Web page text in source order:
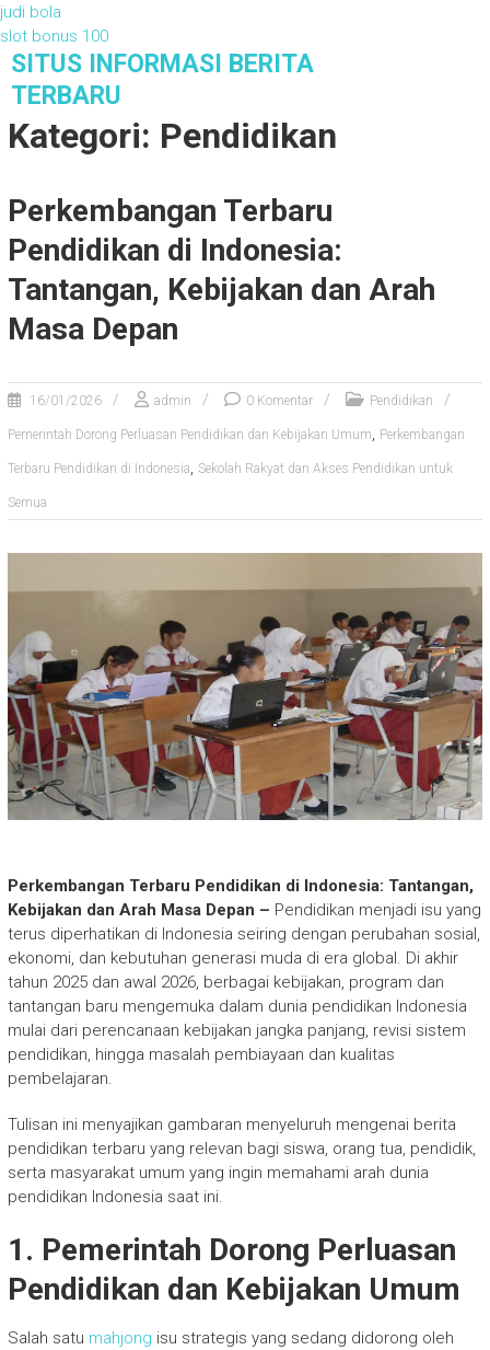
judi bola
slot bonus 100
SITUS INFORMASI BERITA
TERBARU
Kategori: Pendidikan
Perkembangan Terbaru
Pendidikan di Indonesia:
Tantangan, Kebijakan dan Arah
Masa Depan
16/01/2026 admin 0 Komentar Pendidikan
Pemerintah Dorong Perluasan Pendidikan dan Kebijakan Umum, Perkembangan
Terbaru Pendidikan di Indonesia, Sekolah Rakyat dan Akses Pendidikan untuk
Semua
Perkembangan Terbaru Pendidikan di Indonesia: Tantangan,
Kebijakan dan Arah Masa Depan – Pendidikan menjadi isu yang
terus diperhatikan di Indonesia seiring dengan perubahan sosial,
ekonomi, dan kebutuhan generasi muda di era global. Di akhir
tahun 2025 dan awal 2026, berbagai kebijakan, program dan
tantangan baru mengemuka dalam dunia pendidikan Indonesia
mulai dari perencanaan kebijakan jangka panjang, revisi sistem
pendidikan, hingga masalah pembiayaan dan kualitas
pembelajaran.
Tulisan ini menyajikan gambaran menyeluruh mengenai berita
pendidikan terbaru yang relevan bagi siswa, orang tua, pendidik,
serta masyarakat umum yang ingin memahami arah dunia
pendidikan Indonesia saat ini.
1. Pemerintah Dorong Perluasan
Pendidikan dan Kebijakan Umum
Salah satu mahjong isu strategis yang sedang didorong oleh